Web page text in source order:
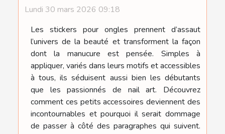
Lundi 30 mars 2026 09:18
Les stickers pour ongles prennent d’assaut
l’univers de la beauté et transforment la façon
dont la manucure est pensée. Simples à
appliquer, variés dans leurs motifs et accessibles
à tous, ils séduisent aussi bien les débutants
que les passionnés de nail art. Découvrez
comment ces petits accessoires deviennent des
incontournables et pourquoi il serait dommage
de passer à côté des paragraphes qui suivent.